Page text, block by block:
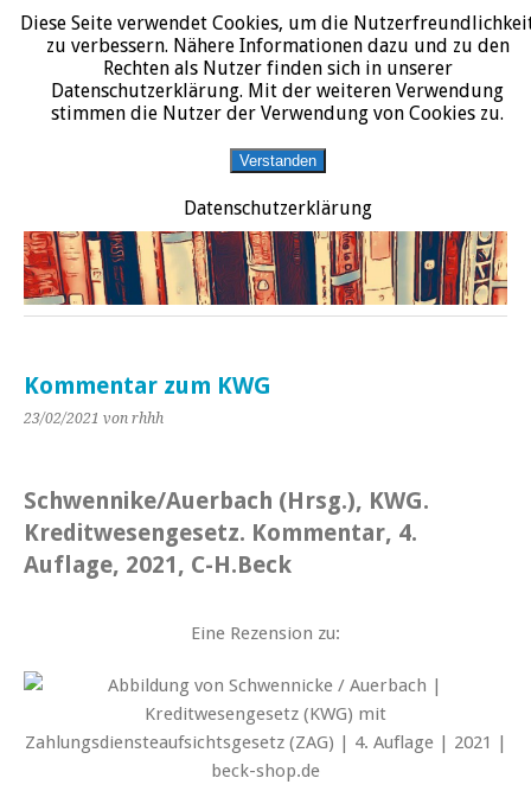
START DATENSCHUTZERKLÄRUNG IMPRESSUM ÜBER JURALIT
JURALIT
Rezensionen juristischer Literatur
Kommentar zum KWG
23/02/2021 von rhhh
Schwennike/Auerbach (Hrsg.), KWG.
Kreditwesengesetz. Kommentar, 4.
Auflage, 2021, C-H.Beck
Eine Rezension zu:
Diese Seite verwendet Cookies, um die
zu verbessern. Nähere Informationen dazu und zu den
Rechten als Nutzer finden sich in unserer
Datenschutzerklärung. Mit der weiteren Verwendung
stimmen die Nutzer der Verwendung von Cookies zu.
Verstanden
Datenschutzerklärung